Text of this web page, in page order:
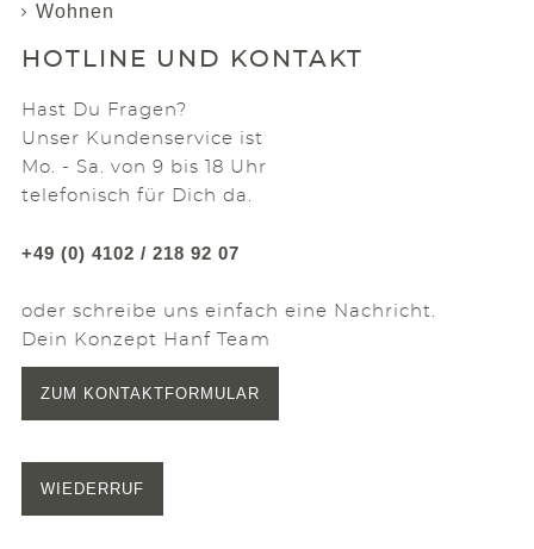
Wohnen
HOTLINE UND KONTAKT
Hast Du Fragen?
Unser Kundenservice ist
Mo. - Sa. von 9 bis 18 Uhr
telefonisch für Dich da.
+49 (0) 4102 / 218 92 07
oder schreibe uns einfach eine Nachricht.
Dein Konzept Hanf Team
ZUM KONTAKTFORMULAR
WIEDERRUF